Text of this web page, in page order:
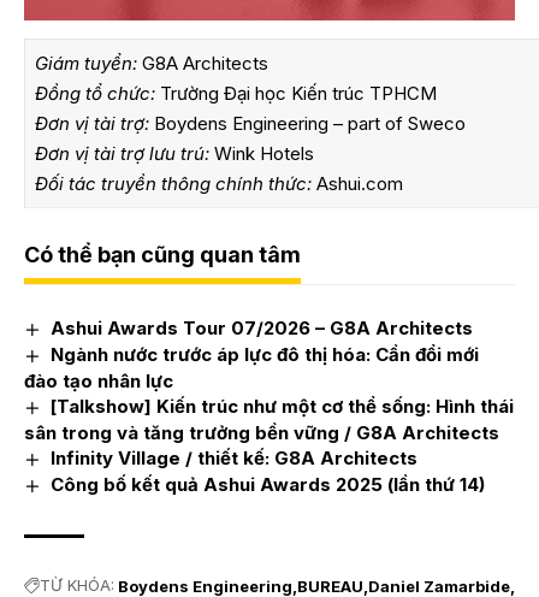
Giám tuyển:G8A Architects
Đồng tổ chức:Trường Đại học Kiến trúc TPHCM
Đơn vị tài trợ:Boydens Engineering – part of Sweco
Đơn vị tài trợ lưu trú:Wink Hotels
Đối tác truyền thông chính thức:Ashui.com
Có thể bạn cũng quan tâm
Ashui Awards Tour 07/2026 – G8A Architects
Ngành nước trước áp lực đô thị hóa: Cần đổi mới
đào tạo nhân lực
[Talkshow] Kiến trúc như một cơ thể sống: Hình thái
sân trong và tăng trưởng bền vững / G8A Architects
Infinity Village / thiết kế: G8A Architects
Công bố kết quả Ashui Awards 2025 (lần thứ 14)
TỪ KHÓA: Boydens Engineering BUREAU Daniel Zamarbide